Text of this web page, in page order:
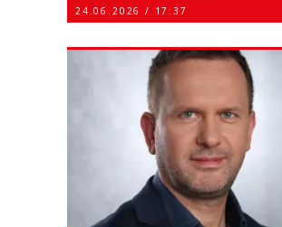
24.06.2026 / 17:37